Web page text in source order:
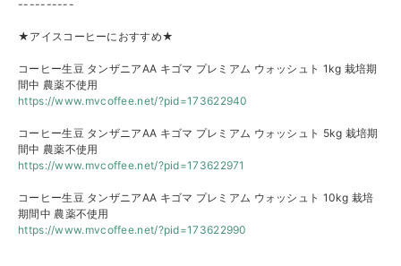
----------
★アイスコーヒーにおすすめ★
コーヒー生豆 タンザニアAA キゴマ プレミアム ウォッシュト 1kg 栽培期
間中 農薬不使用
https://www.mvcoffee.net/?pid=173622940
コーヒー生豆 タンザニアAA キゴマ プレミアム ウォッシュト 5kg 栽培期
間中 農薬不使用
https://www.mvcoffee.net/?pid=173622971
コーヒー生豆 タンザニアAA キゴマ プレミアム ウォッシュト 10kg 栽培
期間中 農薬不使用
https://www.mvcoffee.net/?pid=173622990